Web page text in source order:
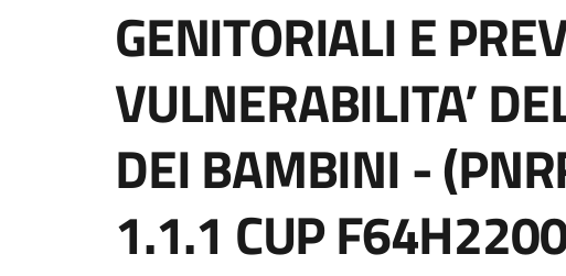
GENITORIALI E
VULNERABILITA’
DEI BAMBINI -
1.1.1 CUP